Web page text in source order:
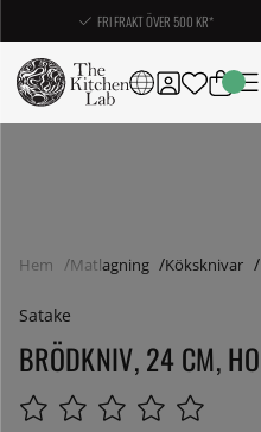
FRI FRAKT ÖVER 500 KR*
Hem Matlagning Köksknivar
Satake
BRÖDKNIV, 24 CM,